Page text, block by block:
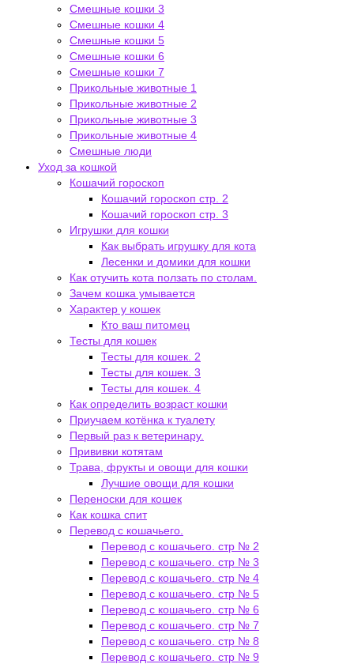
Смешные кошки 3
Смешные кошки 4
Смешные кошки 5
Смешные кошки 6
Смешные кошки 7
Прикольные животные 1
Прикольные животные 2
Прикольные животные 3
Прикольные животные 4
Смешные люди
Уход за кошкой
Кошачий гороскоп
Кошачий гороскоп стр. 2
Кошачий гороскоп стр. 3
Игрушки для кошки
Как выбрать игрушку для кота
Лесенки и домики для кошки
Как отучить кота ползать по столам.
Зачем кошка умывается
Характер у кошек
Кто ваш питомец
Тесты для кошек
Тесты для кошек. 2
Тесты для кошек. 3
Тесты для кошек. 4
Как определить возраст кошки
Приучаем котёнка к туалету
Первый раз к ветеринару.
Прививки котятам
Трава, фрукты и овощи для кошки
Лучшие овощи для кошки
Переноски для кошек
Как кошка спит
Перевод с кошачьего.
Перевод с кошачьего. стр № 2
Перевод с кошачьего. стр № 3
Перевод с кошачьего. стр № 4
Перевод с кошачьего. стр № 5
Перевод с кошачьего. стр № 6
Перевод с кошачьего. стр № 7
Перевод с кошачьего. стр № 8
Перевод с кошачьего. стр № 9